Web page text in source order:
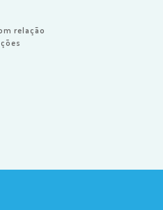
relação